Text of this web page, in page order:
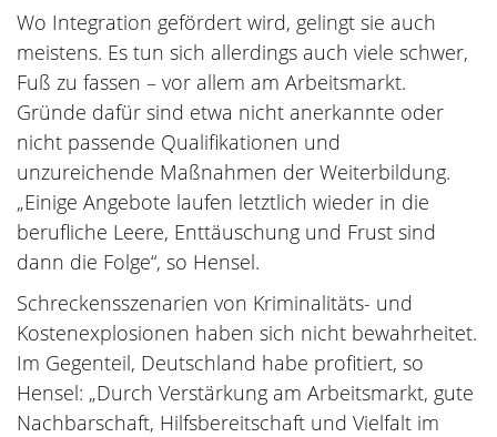
Wo Integration gefördert wird, gelingt sie auch
meistens. Es tun sich allerdings auch viele schwer,
Fuß zu fassen – vor allem am Arbeitsmarkt.
Gründe dafür sind etwa nicht anerkannte oder
nicht passende Qualifikationen und
unzureichende Maßnahmen der Weiterbildung.
„Einige Angebote laufen letztlich wieder in die
berufliche Leere, Enttäuschung und Frust sind
dann die Folge“, so Hensel.
Schreckensszenarien von Kriminalitäts- und
Kostenexplosionen haben sich nicht bewahrheitet.
Im Gegenteil, Deutschland habe profitiert, so
Hensel: „Durch Verstärkung am Arbeitsmarkt, gute
Nachbarschaft, Hilfsbereitschaft und Vielfalt im